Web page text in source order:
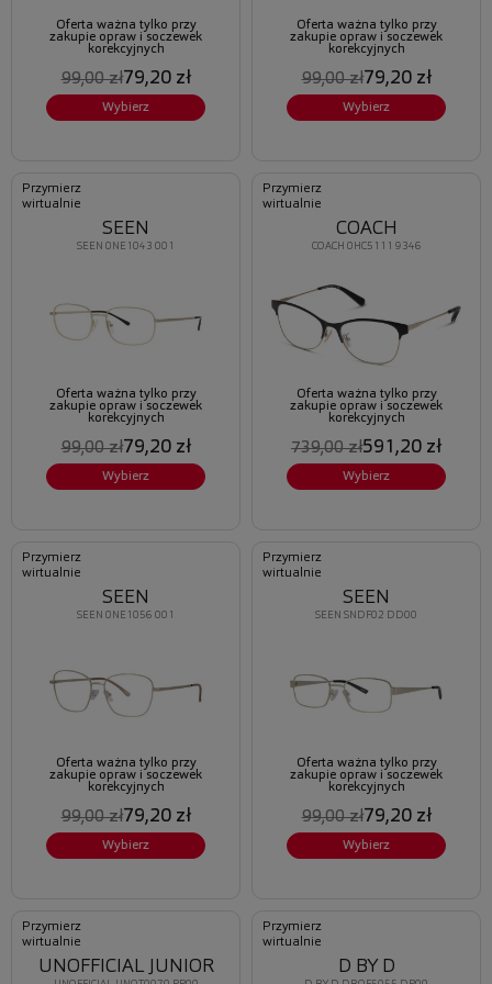
Oferta ważna tylko przy
zakupie opraw i soczewek
korekcyjnych
99,00 zł79,20 zł
Wybierz
Oferta ważna tylko przy
zakupie opraw i soczewek
korekcyjnych
99,00 zł79,20 zł
Wybierz
Przymierz
wirtualnie
SEEN 0NE1043 001
SEEN
Oferta ważna tylko przy
zakupie opraw i soczewek
korekcyjnych
99,00 zł79,20 zł
Wybierz
Przymierz
wirtualnie
COACH 0HC5111 9346
COACH
Oferta ważna tylko przy
zakupie opraw i soczewek
korekcyjnych
739,00 zł591,20 zł
Wybierz
Przymierz
wirtualnie
SEEN 0NE1056 001
SEEN
Oferta ważna tylko przy
zakupie opraw i soczewek
korekcyjnych
99,00 zł79,20 zł
Wybierz
Przymierz
wirtualnie
SEEN SNDF02 DD00
SEEN
Oferta ważna tylko przy
zakupie opraw i soczewek
korekcyjnych
99,00 zł79,20 zł
Wybierz
Przymierz
wirtualnie
UNOFFICIAL JUNIOR
Przymierz
wirtualnie
D BY D